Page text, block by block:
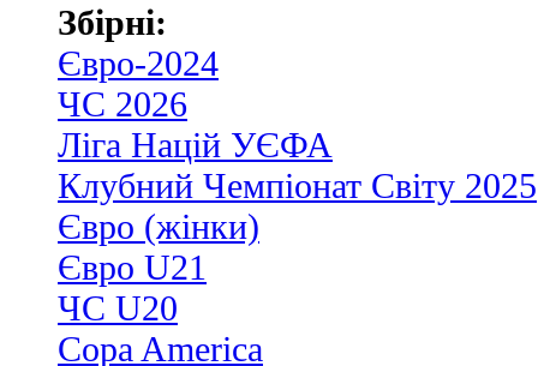
Збірні:
Євро-2024
ЧС 2026
Ліга Націй УЄФА
Клубний Чемпіонат Світу 2025
Євро (жінки)
Євро U21
ЧС U20
Copa America